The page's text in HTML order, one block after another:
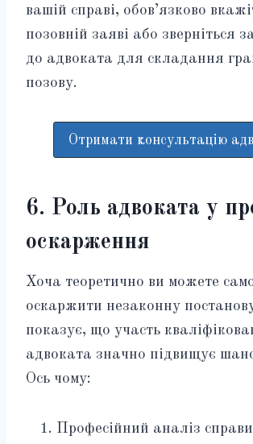
вашій справі, обов’язково
позовній заяві або зверніться
до адвоката для складання
позову.
Отримати консультацію
6. Роль адвоката у
оскарження
Хоча теоретично ви можете
оскаржити незаконну
показує, що участь
адвоката значно підвищує
Ось чому:
Професійний аналіз